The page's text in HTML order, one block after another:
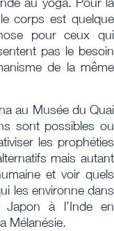
corps est quelque
pour ceux qui
pas le besoin
de la même
au Musée du Quai
sont possibles ou
les prophéties
mais autant
et voir quels
les environne dans
à l’Inde en
Mélanésie.